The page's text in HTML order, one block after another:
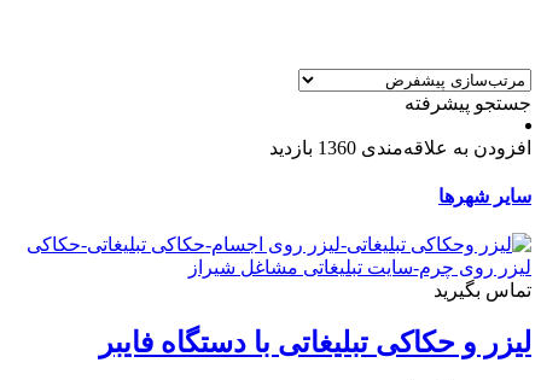
جستجو پیشرفته
افزودن به علاقه‌مندی 1360 بازدید
سایر شهرها
تماس بگیرید
لیزر و حکاکی تبلیغاتی با دستگاه فایبر